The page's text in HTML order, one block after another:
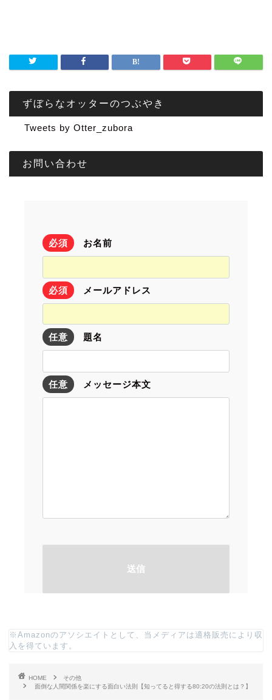
ずぼらなオッターのつぶやき
Tweets by Otter_zubora
お問い合わせ
必須 お名前
必須 メールアドレス
任意 題名
任意 メッセージ本文
※Amazonのアソシエイトとして、当メディアは適格販売により収
入を得ています。
HOME
その他
面倒な人間関係を楽にする面白い法則【知ってると得する80:20の法則とは？】